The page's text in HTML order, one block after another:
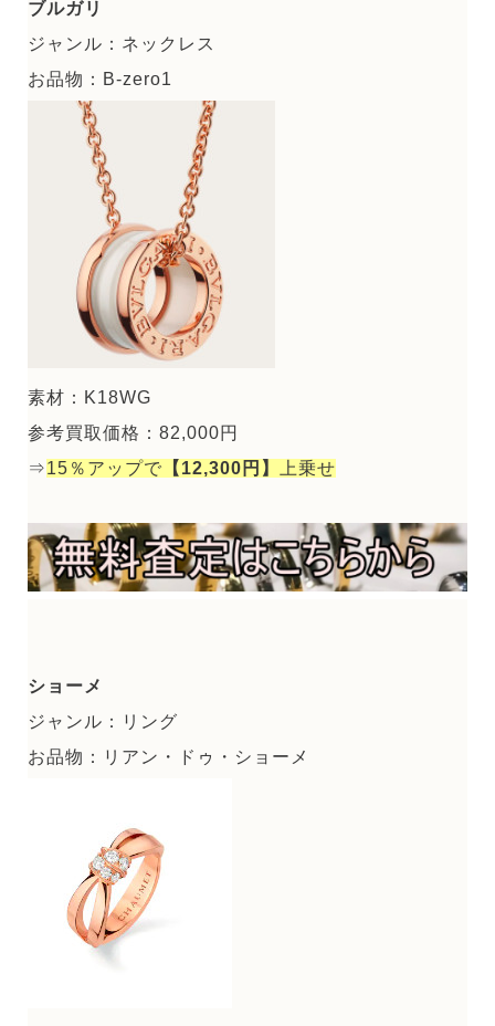
ブルガリ
ジャンル：ネックレス
お品物：B-zero1
素材：K18WG
参考買取価格：82,000円
⇒15％アップで 【12,300円】 上乗せ
ショーメ
ジャンル：リング
お品物：リアン・ドゥ・ショーメ